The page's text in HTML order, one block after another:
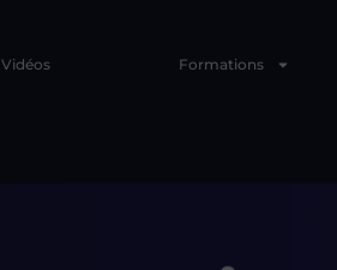
Vidéos Formations